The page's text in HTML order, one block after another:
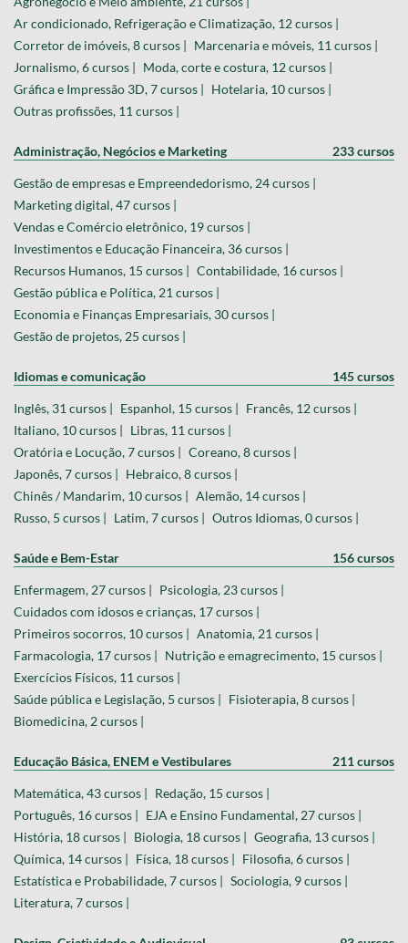
Ar condicionado, Refrigeração e Climatização, 12 cursos |
Corretor de imóveis, 8 cursos | Marcenaria e móveis, 11 cursos |
Jornalismo, 6 cursos | Moda, corte e costura, 12 cursos |
Gráfica e Impressão 3D, 7 cursos | Hotelaria, 10 cursos |
Outras profissões, 11 cursos |
Administração, Negócios e Marketing 233 cursos
Gestão de empresas e Empreendedorismo, 24 cursos |
Marketing digital, 47 cursos |
Vendas e Comércio eletrônico, 19 cursos |
Investimentos e Educação Financeira, 36 cursos |
Recursos Humanos, 15 cursos | Contabilidade, 16 cursos |
Gestão pública e Política, 21 cursos |
Economia e Finanças Empresariais, 30 cursos |
Gestão de projetos, 25 cursos |
Idiomas e comunicação 145 cursos
Inglês, 31 cursos | Espanhol, 15 cursos | Francês, 12 cursos |
Italiano, 10 cursos | Libras, 11 cursos |
Oratória e Locução, 7 cursos | Coreano, 8 cursos |
Japonês, 7 cursos | Hebraico, 8 cursos |
Chinês / Mandarim, 10 cursos | Alemão, 14 cursos |
Russo, 5 cursos | Latim, 7 cursos | Outros Idiomas, 0 cursos |
Saúde e Bem-Estar 156 cursos
Enfermagem, 27 cursos | Psicologia, 23 cursos |
Cuidados com idosos e crianças, 17 cursos |
Primeiros socorros, 10 cursos | Anatomia, 21 cursos |
Farmacologia, 17 cursos | Nutrição e emagrecimento, 15 cursos |
Exercícios Físicos, 11 cursos |
Saúde pública e Legislação, 5 cursos | Fisioterapia, 8 cursos |
Biomedicina, 2 cursos |
Educação Básica, ENEM e Vestibulares 211 cursos
Matemática, 43 cursos | Redação, 15 cursos |
Português, 16 cursos | EJA e Ensino Fundamental, 27 cursos |
História, 18 cursos | Biologia, 18 cursos | Geografia, 13 cursos |
Química, 14 cursos | Física, 18 cursos | Filosofia, 6 cursos |
Estatística e Probabilidade, 7 cursos | Sociologia, 9 cursos |
Literatura, 7 cursos |